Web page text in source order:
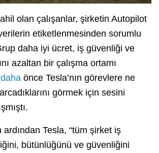
olan çalışanlar, şirketin Autopilot
etiketlenmesinden sorumlu
daha iyi ücret, iş güvenliği ve
azaltan bir çalışma ortamı
daha önce Tesla’nın görevlere ne
görmek için sesini
Tesla, “tüm şirket iş
bütünlüğünü ve güvenliğini